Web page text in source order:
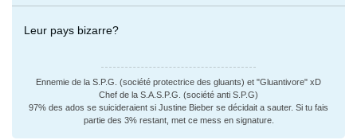
Leur pays bizarre?
Ennemie de la S.P.G. (société protectrice des gluants) et "Gluantivore" xD
Chef de la S.A.S.P.G. (société anti S.P.G)
97% des ados se suicideraient si Justine Bieber se décidait a sauter. Si tu fais
partie des 3% restant, met ce mess en signature.